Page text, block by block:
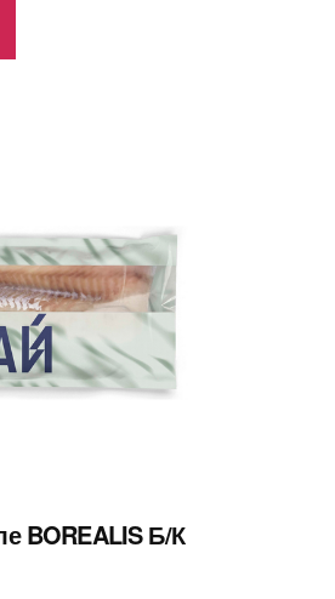
BOREALIS Б/К